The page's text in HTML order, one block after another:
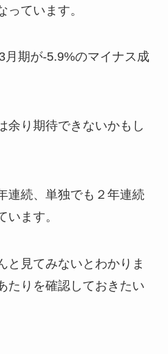
っています。
月期が-5.9%のマイナス成
余り期待できないかもし
連続、単独でも２年連続
います。
と見てみないとわかりま
たりを確認しておきたい